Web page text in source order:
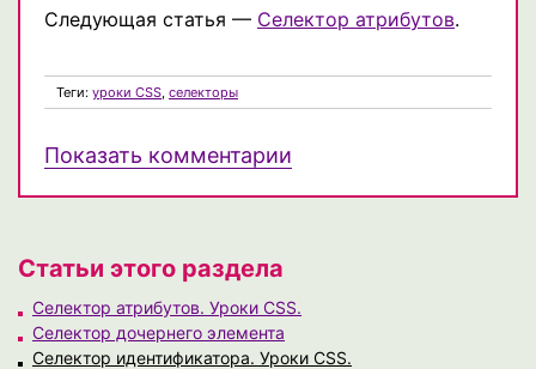
Следующая статья — Селектор атрибутов.
Теги: уроки CSS, селекторы
Показать комментарии
Статьи этого раздела
Селектор атрибутов. Уроки CSS.
Селектор дочернего элемента
Селектор идентификатора. Уроки CSS.